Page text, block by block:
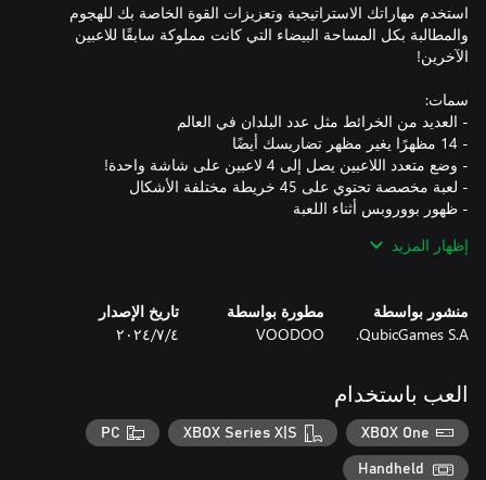
استخدم مهاراتك الاستراتيجية وتعزيزات القوة الخاصة بك للهجوم
والمطالبة بكل المساحة البيضاء التي كانت مملوكة سابقًا للاعبين
إظهار المزيد
منشور بواسطة
QubicGames S.A.
مطورة بواسطة
VOODOO
تاريخ الإصدار
٤‏/٧‏/٢٠٢٤
العب باستخدام
XBOX One
XBOX Series X|S
PC
Handheld